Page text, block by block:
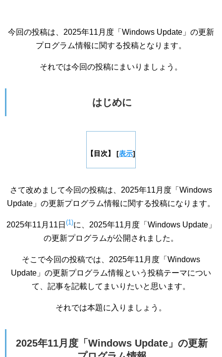
今回の投稿は、2025年11月度「Windows Update」の更新
プログラム情報に関する投稿となります。
それでは今回の投稿にまいりましょう。
はじめに
【目次】 [表示]
さて改めまして今回の投稿は、2025年11月度「Windows
Update」の更新プログラム情報に関する投稿になります。
2025年11月11日 (1)に、2025年11月度「Windows Update」
の更新プログラムが公開されました。
そこで今回の投稿では、2025年11月度「Windows
Update」の更新プログラム情報という投稿テーマについ
て、記事を記載してまいりたいと思います。
それでは本題に入りましょう。
2025年11月度「Windows Update」の更新